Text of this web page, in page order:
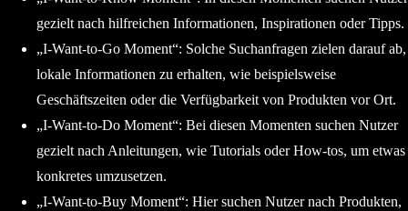
gezielt nach hilfreichen Informationen, Inspirationen oder Tipps.
„I-Want-to-Go Moment“: Solche Suchanfragen zielen darauf ab,
lokale Informationen zu erhalten, wie beispielsweise
Geschäftszeiten oder die Verfügbarkeit von Produkten vor Ort.
„I-Want-to-Do Moment“: Bei diesen Momenten suchen Nutzer
gezielt nach Anleitungen, wie Tutorials oder How-tos, um etwas
konkretes umzusetzen.
„I-Want-to-Buy Moment“: Hier suchen Nutzer nach Produkten,